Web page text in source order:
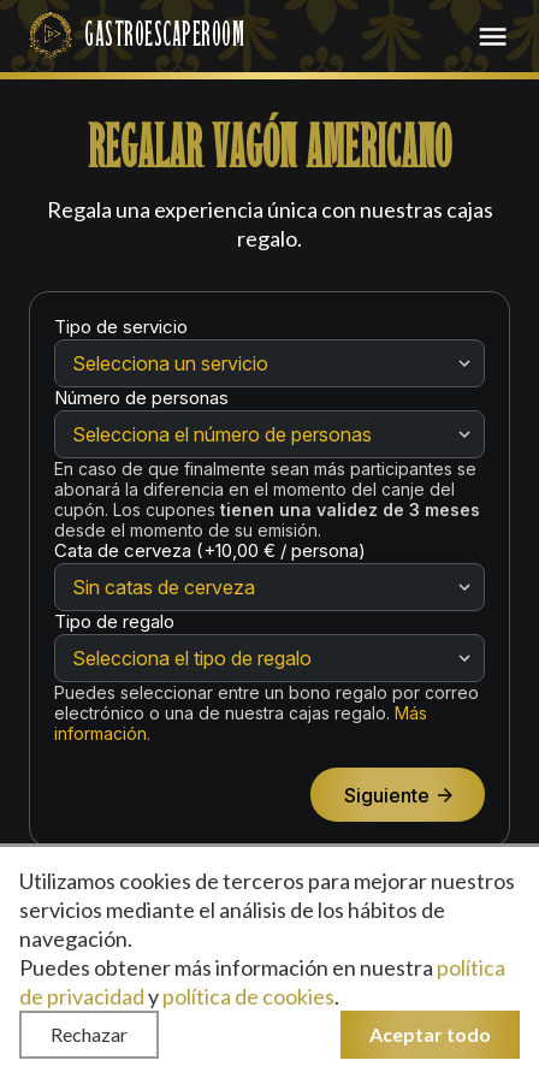
REGALAR VAGÓN AMERICANO
Regala una experiencia única con nuestras cajas
regalo.
Política de privacidadPolítica de cookies
Condiciones de usoPreguntas frecuentes
Web desarrollada por
Insomnia Comunicación
Utilizamos cookies de terceros para mejorar nuestros
servicios mediante el análisis de los hábitos de
navegación.
Puedes obtener más información en nuestra política
de privacidadypolítica de cookies.
Rechazar Aceptar todo